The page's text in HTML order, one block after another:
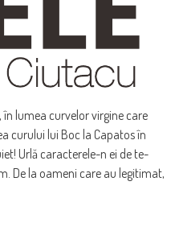
lumea curvelor virgine care
curului lui Boc la Capatos în
Urlă caracterele-n ei de te-
De la oameni care au legitimat,